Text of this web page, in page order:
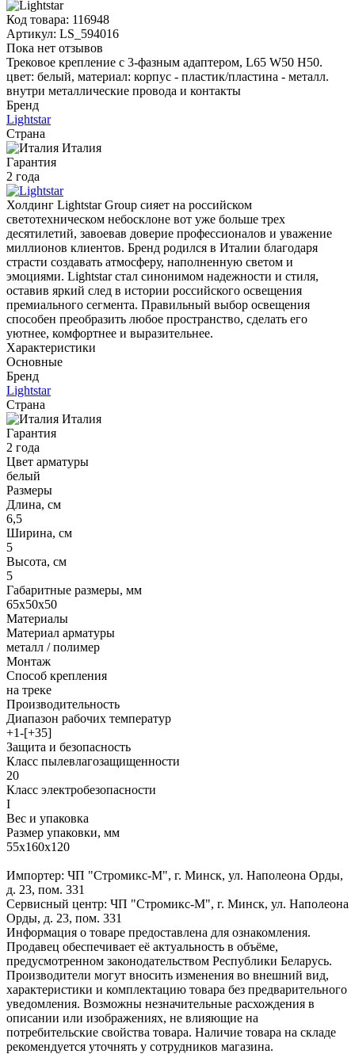
Код товара: 116948
Артикул: LS_594016
Пока нет отзывов
Трековое крепление с 3-фазным адаптером, L65 W50 H50.
цвет: белый, материал: корпус - пластик/пластина - металл.
внутри металлические провода и контакты
Бренд
Lightstar
Страна
Италия
Гарантия
2 года
Холдинг Lightstar Group сияет на российском
светотехническом небосклоне вот уже больше трех
десятилетий, завоевав доверие профессионалов и уважение
миллионов клиентов. Бренд родился в Италии благодаря
страсти создавать атмосферу, наполненную светом и
эмоциями. Lightstar стал синонимом надежности и стиля,
оставив яркий след в истории российского освещения
премиального сегмента. Правильный выбор освещения
способен преобразить любое пространство, сделать его
уютнее, комфортнее и выразительнее.
Характеристики
Основные
Бренд
Lightstar
Страна
Италия
Гарантия
2 года
Цвет арматуры
белый
Размеры
Длина, см
6,5
Ширина, см
5
Высота, см
5
Габаритные размеры, мм
65x50x50
Материалы
Материал арматуры
металл / полимер
Монтаж
Способ крепления
на треке
Производительность
Диапазон рабочих температур
+1-[+35]
Защита и безопасность
Класс пылевлагозащищенности
20
Класс электробезопасности
I
Вес и упаковка
Размер упаковки, мм
55x160x120
Импортер: ЧП "Стромикс-М", г. Минск, ул. Наполеона Орды,
д. 23, пом. 331
Сервисный центр: ЧП "Стромикс-М", г. Минск, ул. Наполеона
Орды, д. 23, пом. 331
Информация о товаре предоставлена для ознакомления.
Продавец обеспечивает её актуальность в объёме,
предусмотренном законодательством Республики Беларусь.
Производители могут вносить изменения во внешний вид,
характеристики и комплектацию товара без предварительного
уведомления. Возможны незначительные расхождения в
описании или изображениях, не влияющие на
потребительские свойства товара. Наличие товара на складе
рекомендуется уточнять у сотрудников магазина.